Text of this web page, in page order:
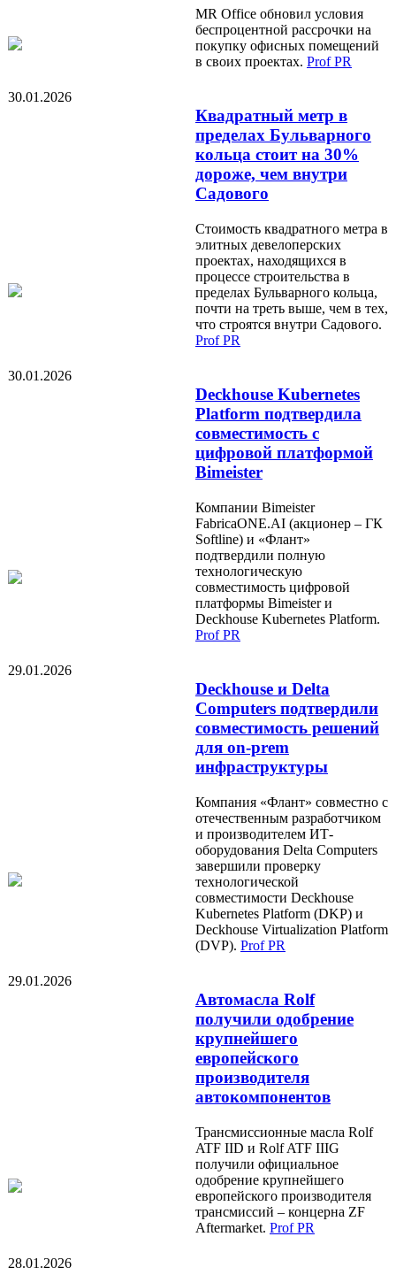
MR Office обновил условия
беспроцентной рассрочки на
покупку офисных помещений
в своих проектах. Prof PR
30.01.2026
Квадратный метр в
пределах Бульварного
кольца стоит на 30%
дороже, чем внутри
Садового
Стоимость квадратного метра в
элитных девелоперских
проектах, находящихся в
процессе строительства в
пределах Бульварного кольца,
почти на треть выше, чем в тех,
что строятся внутри Садового.
Prof PR
30.01.2026
Deckhouse Kubernetes
Platform подтвердила
совместимость с
цифровой платформой
Bimeister
Компании Bimeister
FabricaONE.AI (акционер – ГК
Softline) и «Флант»
подтвердили полную
технологическую
совместимость цифровой
платформы Bimeister и
Deckhouse Kubernetes Platform.
Prof PR
29.01.2026
Deckhouse и Delta
Computers подтвердили
совместимость решений
для on-prem
инфраструктуры
Компания «Флант» совместно с
отечественным разработчиком
и производителем ИТ-
оборудования Delta Computers
завершили проверку
технологической
совместимости Deckhouse
Kubernetes Platform (DKP) и
Deckhouse Virtualization Platform
(DVP). Prof PR
29.01.2026
Автомасла Rolf
получили одобрение
крупнейшего
европейского
производителя
автокомпонентов
Трансмиссионные масла Rolf
ATF IID и Rolf ATF IIIG
получили официальное
одобрение крупнейшего
европейского производителя
трансмиссий – концерна ZF
Aftermarket. Prof PR
28.01.2026